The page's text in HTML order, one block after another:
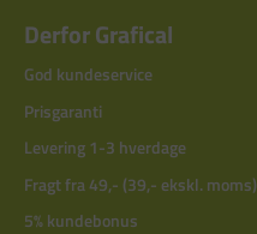
Derfor Grafical
God kundeservice
Prisgaranti
Levering 1-3 hverdage
Fragt fra 49,- (39,- ekskl. moms)
5% kundebonus